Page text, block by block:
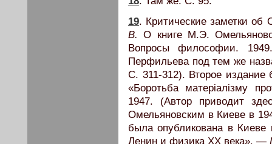
19. Критические заметки
В. О книге М.Э.
Вопросы философии.
Перфильева под тем же
С. 311-312). Второе издание
«Боротьба матерiалiзму
1947. (Автор приводит
Омельяновским в Киеве в
была опубликована в
Ленин и физика XX века». —